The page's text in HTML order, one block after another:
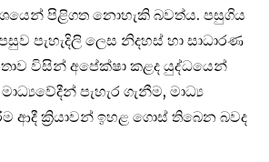
පිළිගත නොහැකි බවත්ය. පසුගිය
පැහැදිලි ලෙස නිදහස් හා සාධාරණ
විසින් අපේක්ෂා කළද යුද්ධයෙන්
පැහැර ගැනීම, මාධ්‍ය
ආදී ක්‍රියාවන් ඉහළ ගොස් තිබෙන බවද